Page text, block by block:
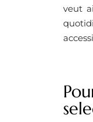
veut